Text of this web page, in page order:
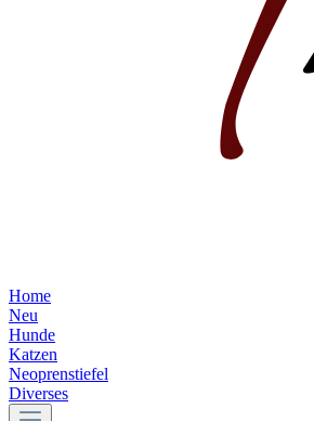
Home
Neu
Hunde
Katzen
Neoprenstiefel
Diverses